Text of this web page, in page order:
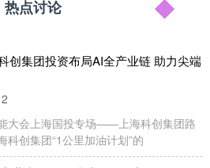
热点讨论
创集团投资布局AI全产业链 助力尖端
大会上海国投专场——上海科创集团路
创集团“1公里加油计划”的